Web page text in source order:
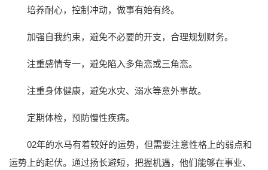
培养耐心，控制冲动，做事有始有终。
加强自我约束，避免不必要的开支，合理规划财务。
注重感情专一，避免陷入多角恋或三角恋。
注重身体健康，避免水灾、溺水等意外事故。
定期体检，预防慢性疾病。
02年的水马有着较好的运势，但需要注意性格上的弱点和
运势上的起伏。通过扬长避短，把握机遇，他们能够在事业、